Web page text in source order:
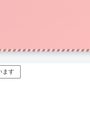
ます